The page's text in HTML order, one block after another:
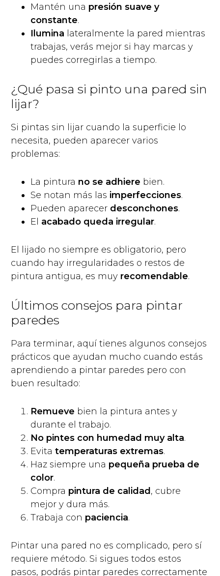
Mantén una presión suave y
constante.
Ilumina lateralmente la pared mientras
trabajas, verás mejor si hay marcas y
puedes corregirlas a tiempo.
¿Qué pasa si pinto una pared sin
lijar?
Si pintas sin lijar cuando la superficie lo
necesita, pueden aparecer varios
problemas:
La pintura no se adhiere bien.
Se notan más las imperfecciones.
Pueden aparecer desconchones.
El acabado queda irregular.
El lijado no siempre es obligatorio, pero
cuando hay irregularidades o restos de
pintura antigua, es muy recomendable.
Últimos consejos para pintar
paredes
Para terminar, aquí tienes algunos consejos
prácticos que ayudan mucho cuando estás
aprendiendo a pintar paredes pero con
buen resultado:
Remueve bien la pintura antes y
durante el trabajo.
No pintes con humedad muy alta.
Evitatemperaturas extremas.
Haz siempre una pequeña prueba de
color.
Compra pintura de calidad , cubre
mejor y dura más.
Trabaja con paciencia.
Pintar una pared no es complicado, pero sí
requiere método. Si sigues todos estos
pasos, podrás pintar paredes correctamente